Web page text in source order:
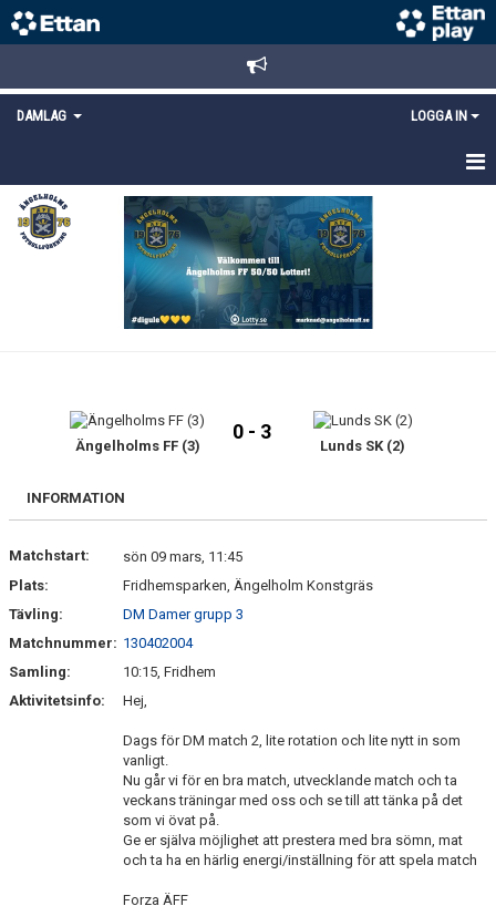
DAMLAG LOGGA IN
HEM
NYHETER
DOKUMENT
KONTAKT
Ängelholms FF (3)
0 - 3
Lunds SK (2)
INFORMATION
Matchstart:
sön 09 mars, 11:45
Plats:
Fridhemsparken, Ängelholm Konstgräs
Tävling:
DM Damer grupp 3
Matchnummer: 130402004
Samling:
10:15, Fridhem
Aktivitetsinfo:
Hej,
Dags för DM match 2, lite rotation och lite nytt in som
vanligt.
Nu går vi för en bra match, utvecklande match och ta
veckans träningar med oss och se till att tänka på det
som vi övat på.
Ge er själva möjlighet att prestera med bra sömn, mat
och ta ha en härlig energi/inställning för att spela match
Forza ÄFF